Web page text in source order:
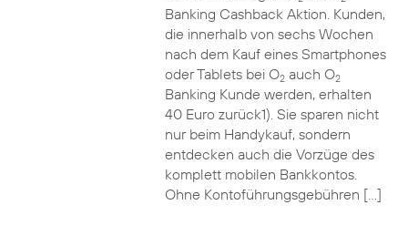
Banking Cashback Aktion. Kunden,
die innerhalb von sechs Wochen
nach dem Kauf eines Smartphones
oder Tablets bei O2auch O2
Banking Kunde werden, erhalten
40 Euro zurück1). Sie sparen nicht
nur beim Handykauf, sondern
entdecken auch die Vorzüge des
komplett mobilen Bankkontos.
Ohne Kontoführungsgebühren […]